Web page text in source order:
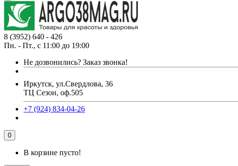
8 (3952) 640 - 426
Пн. - Пт., с 11:00 до 19:00
Не дозвонились? Заказ звонка!
Иркутск, ул.Свердлова, 36
ТЦ Сезон, оф.505
+7 (924) 834-04-26
0
В корзине пусто!